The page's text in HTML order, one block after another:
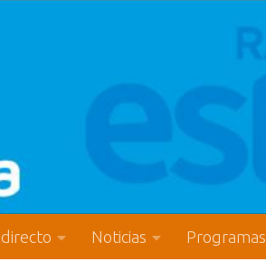
directo Noticias Programas